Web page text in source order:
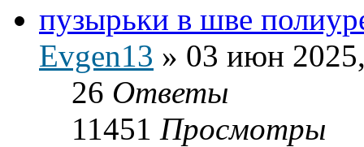
пузырьки в шве
Evgen13 » 03 июн
26 Ответы
11451 Просмотры